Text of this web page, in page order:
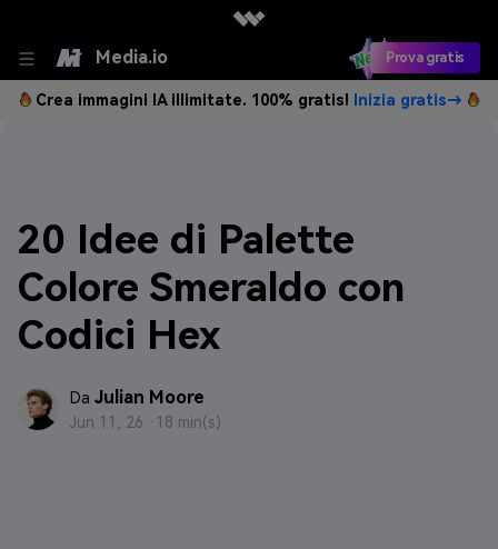
Media.io Prova gratis
Crea immagini IA illimitate. 100% gratis! Inizia gratis→
20 Idee di Palette
Colore Smeraldo con
Codici Hex
Da Julian Moore
Jun 11, 26 · 18 min(s)